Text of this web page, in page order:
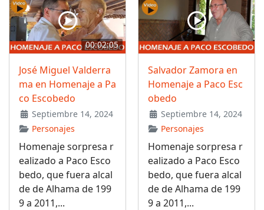
00:02:05
José Miguel Valderra
ma en Homenaje a Pa
co Escobedo
Septiembre 14, 2024
Personajes
Homenaje sorpresa r
ealizado a Paco Esco
bedo, que fuera alcal
de de Alhama de 199
9 a 2011,...
Salvador Zamora en
Homenaje a Paco Esc
obedo
Septiembre 14, 2024
Personajes
Homenaje sorpresa r
ealizado a Paco Esco
bedo, que fuera alcal
de de Alhama de 199
9 a 2011,...